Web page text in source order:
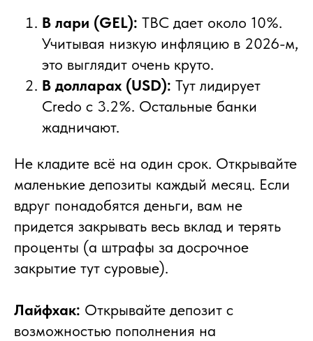
В лари (GEL): TBC дает около 10%.
Учитывая низкую инфляцию в 2026-м,
это выглядит очень круто.
В долларах (USD): Тут лидирует
Credo с 3.2%. Остальные банки
жадничают.
Не кладите всё на один срок. Открывайте
маленькие депозиты каждый месяц. Если
вдруг понадобятся деньги, вам не
придется закрывать весь вклад и терять
проценты (а штрафы за досрочное
закрытие тут суровые).
Лайфхак: Открывайте депозит с
возможностью пополнения на